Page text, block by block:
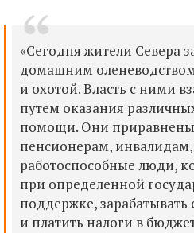
«Сегодня жители Севера
домашним
и охотой. Власть с ними
путем оказания
помощи. Они приравнены
пенсионерам, инвалидам,
работоспособные люди,
при определенной
поддержке, зарабатывать
и платить налоги в